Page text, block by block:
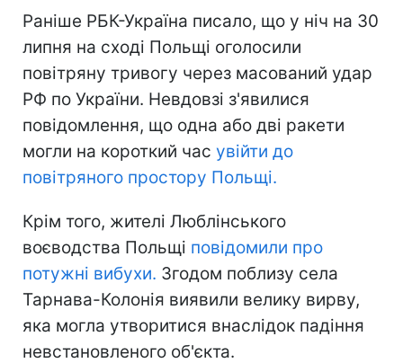
Раніше РБК-Україна писало, що у ніч на 30
липня на сході Польщі оголосили
повітряну тривогу через масований удар
РФ по України. Невдовзі з'явилися
повідомлення, що одна або дві ракети
могли на короткий час увійти до
повітряного простору Польщі.
Крім того, жителі Люблінського
воєводства Польщі повідомили про
потужні вибухи. Згодом поблизу села
Тарнава-Колонія виявили велику вирву,
яка могла утворитися внаслідок падіння
невстановленого об'єкта.